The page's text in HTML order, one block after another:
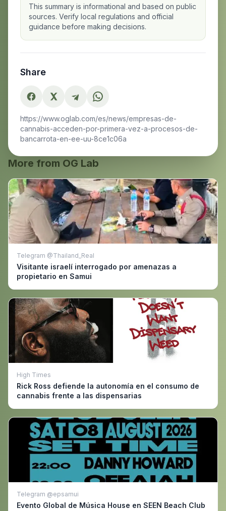
This summary is informational and based on public
sources. Verify local regulations and official
guidance before making decisions.
Share
https://www.oglab.com/es/news/empresas-de-
cannabis-acceden-por-primera-vez-a-procesos-de-
bancarrota-en-ee-uu-8ce1c06a
More from OG Lab
Telegram @Thailand_Real
Visitante israelí interrogado por amenazas a
propietario en Samui
High Times
Rick Ross defiende la autonomía en el consumo de
cannabis frente a las dispensarias
Telegram @epsamui
Evento Global de Música House en SEEN Beach Club